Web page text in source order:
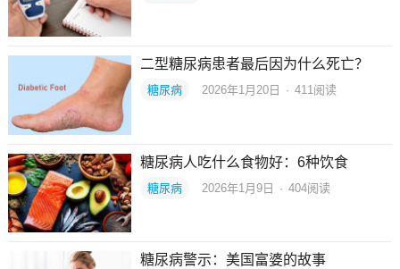
二型糖尿病患者最后因为什么死亡？
糖尿病 2026年1月20日 · 411阅读
糖尿病人吃什么食物好：6种饮食
糖尿病 2026年1月9日 · 404阅读
糖尿病警示：美国富婆的故事